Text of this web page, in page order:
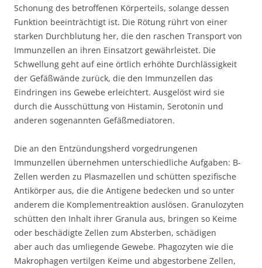
Schonung des betroffenen Körperteils, solange dessen
Funktion beeinträchtigt ist. Die Rötung rührt von einer
starken Durchblutung her, die den raschen Transport von
Immunzellen an ihren Einsatzort gewährleistet. Die
Schwellung geht auf eine örtlich erhöhte Durchlässigkeit
der Gefäßwände zurück, die den Immunzellen das
Eindringen ins Gewebe erleichtert. Ausgelöst wird sie
durch die Ausschüttung von Histamin, Serotonin und
anderen sogenannten Gefäßmediatoren.
Die an den Entzündungsherd vorgedrungenen
Immunzellen übernehmen unterschiedliche Aufgaben: B-
Zellen werden zu Plasmazellen und schütten spezifische
Antikörper aus, die die Antigene bedecken und so unter
anderem die Komplementreaktion auslösen. Granulozyten
schütten den Inhalt ihrer Granula aus, bringen so Keime
oder beschädigte Zellen zum Absterben, schädigen
aber auch das umliegende Gewebe. Phagozyten wie die
Makrophagen vertilgen Keime und abgestorbene Zellen,